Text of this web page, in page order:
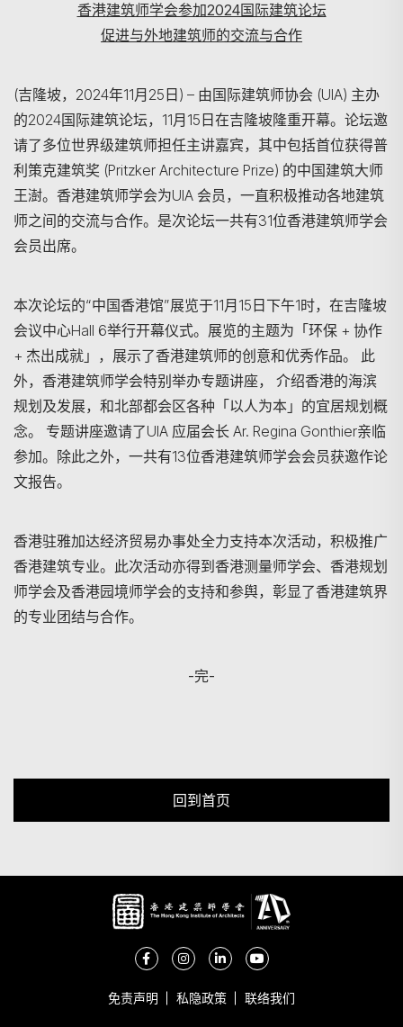
香港建筑师学会参加2024国际建筑论坛
促进与外地建筑师的交流与合作
(吉隆坡，2024年11月25日) – 由国际建筑师协会 (UIA) 主办
的2024国际建筑论坛，11月15日在吉隆坡隆重开幕。论坛邀
请了多位世界级建筑师担任主讲嘉宾，其中包括首位获得普
利策克建筑奖 (Pritzker Architecture Prize) 的中国建筑大师
王澍。香港建筑师学会为UIA 会员，一直积极推动各地建筑
师之间的交流与合作。是次论坛一共有31位香港建筑师学会
会员出席。
本次论坛的“中国香港馆”展览于11月15日下午1时，在吉隆坡
会议中心Hall 6举行开幕仪式。展览的主题为「环保 + 协作
+ 杰出成就」，展示了香港建筑师的创意和优秀作品。 此
外，香港建筑师学会特别举办专题讲座， 介绍香港的海滨
规划及发展，和北部都会区各种「以人为本」的宜居规划概
念。 专题讲座邀请了UIA 应届会长 Ar. Regina Gonthier亲临
参加。除此之外，一共有13位香港建筑师学会会员获邀作论
文报告。
香港驻雅加达经济贸易办事处全力支持本次活动，积极推广
香港建筑专业。此次活动亦得到香港测量师学会、香港规划
师学会及香港园境师学会的支持和参舆，彰显了香港建筑界
的专业团结与合作。
-完-
回到首页
免责声明 私隐政策 联络我们